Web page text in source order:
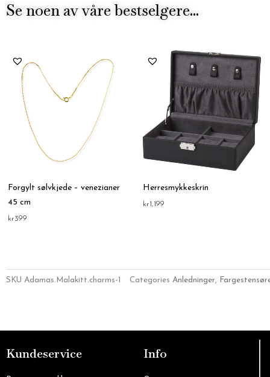
Se noen av våre bestselgere...
Forgylt sølvkjede – venezianer
45 cm
kr399
Herresmykkeskrin
kr1,199
SKU Adamas.Malakitt.charms-1 Categories Anledninger,
Kundeservice Info